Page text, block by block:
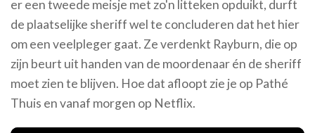
er een tweede meisje met zo'n litteken opduikt, durft
de plaatselijke sheriff wel te concluderen dat het hier
om een veelpleger gaat. Ze verdenkt Rayburn, die op
zijn beurt uit handen van de moordenaar én de sheriff
moet zien te blijven. Hoe dat afloopt zie je op Pathé
Thuis en vanaf morgen op Netflix.